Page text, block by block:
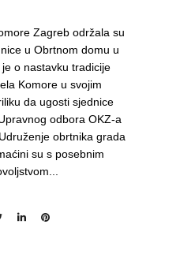
Zagreb održala su
u Obrtnom domu u
o nastavku tradicije
Komore u svojim
da ugosti sjednice
odbora OKZ-a
obrtnika grada
su s posebnim